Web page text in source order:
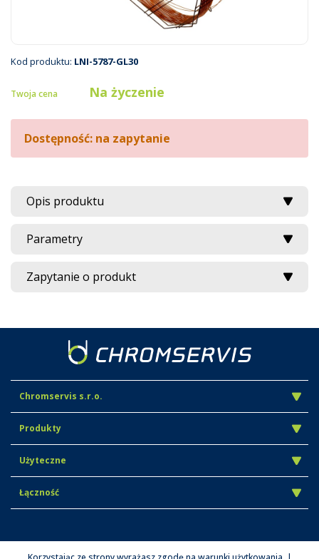
Kod produktu: LNI-5787-GL30
Twoja cena Na życzenie
Dostępność: na zapytanie
Opis produktu
Parametry
Zapytanie o produkt
Chromservis s.r.o.
Produkty
Użyteczne
Łączność